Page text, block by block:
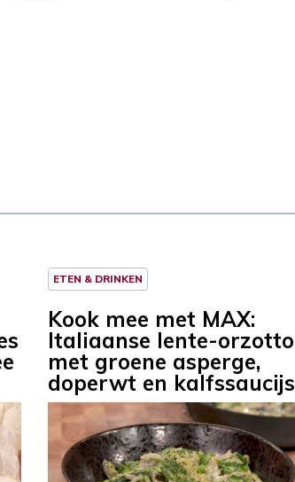
ETEN & DRINKEN
Kook mee met MAX:
Italiaanse lente-orzotto
met groene asperge,
doperwt en kalfssaucijs